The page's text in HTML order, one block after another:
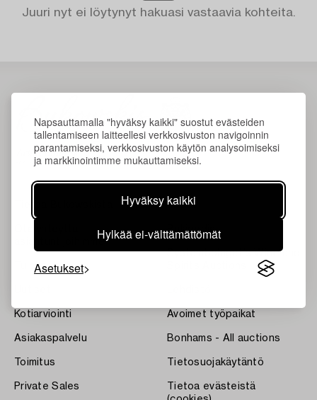
Napsauttamalla "hyväksy kaikki" suostut evästeiden
tallentamiseen laitteellesi verkkosivuston navigoinnin
parantamiseksi, verkkosivuston käytön analysoimiseksi
ja markkinointimme mukauttamiseksi.
Hyväksy kaikki
Hylkää ei-välttämättömät
Asetukset
Juuri nyt ei löytynyt hakuasi vastaavia kohteita.
Tulokset
Kotiarviointi
Asiakaspalvelu
Toimitus
Private Sales
Ehdot
Bukipedia
Systembolaget's Wine and
Avoimet työpaikat
Bonhams - All auctions
Tietosuojakäytäntö
Tietoa evästeistä